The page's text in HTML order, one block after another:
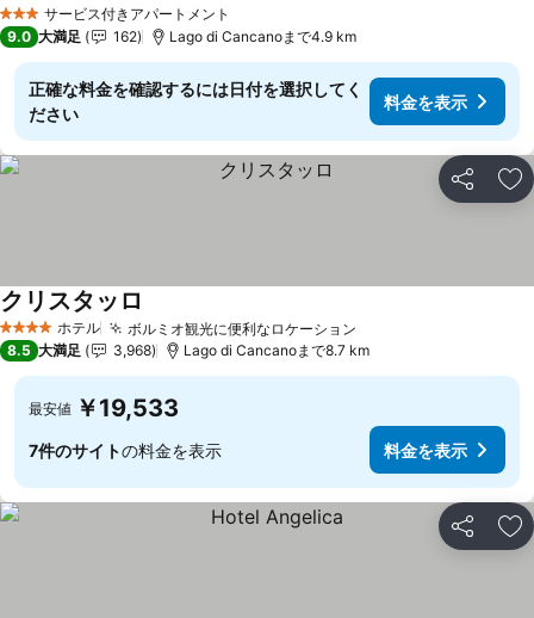
3 ホテルのランク
サービス付きアパートメント
9.0 大満足 162 Lago di Cancanoまで4.9 km
正確な料金を確認するには日付を選択してく
ださい
料金を表示
シェア お
4 ホテルのランク
ホテル ボルミオ観光に便利なロケーション
クリスタッロ
8.5 大満足 3,968 Lago di Cancanoまで8.7 km
最安値 ￥19,533
7件のサイトの料金を表示 料金を表示
シェア お